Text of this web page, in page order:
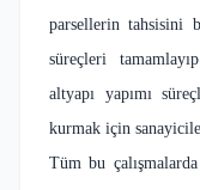
parsellerin tahsisini
süreçleri
altyapı yapımı
kurmak için
Tüm bu